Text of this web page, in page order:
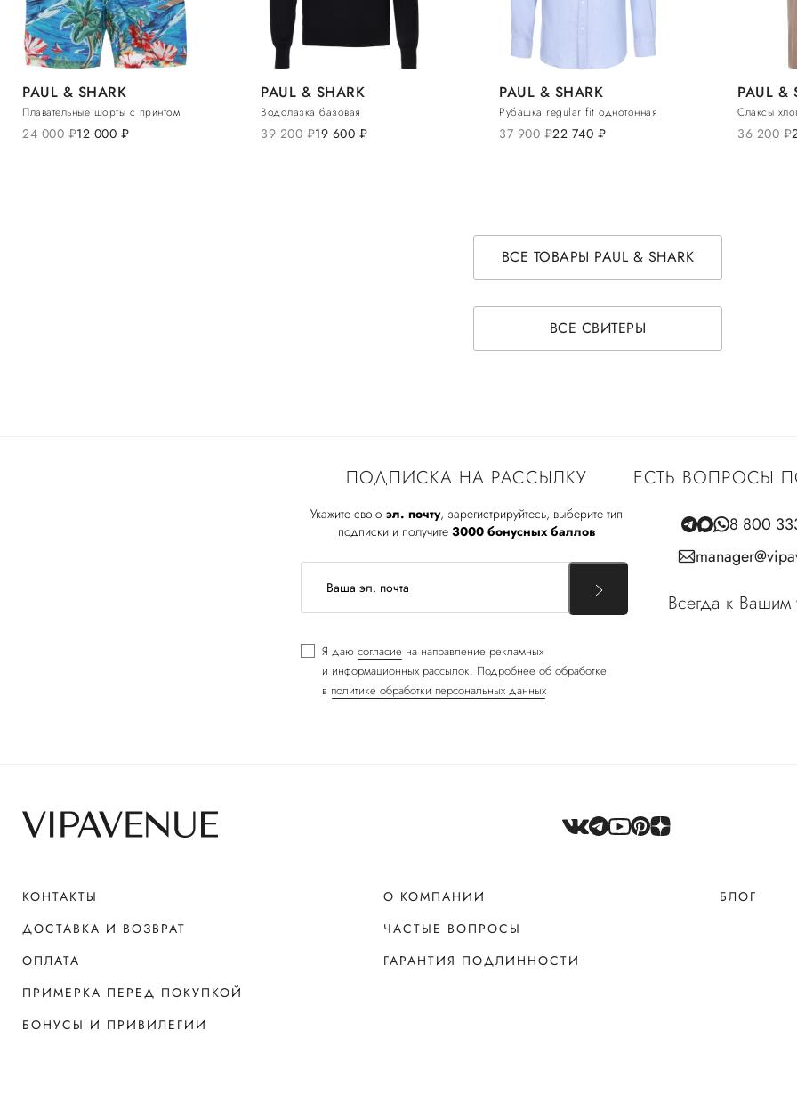
PAUL & SHARK
Плавательные шорты с принтом
24 000руб.12 000 руб.
PAUL & SHARK
Водолазка базовая
39 200руб.19 600 руб.
PAUL & SHARK
Рубашка regular fit однотонная
37 900руб.22 740 руб.
PAUL &
Слаксы
36 200руб.
ВСЕ ТОВАРЫ PAUL & SHARK
ВСЕ СВИТЕРЫ
ПОДПИСКА НА РАССЫЛКУ
Укажите свою эл. почту, зарегистрируйтесь, выберите тип
подписки и получите 3000 бонусных баллов
Я даю согласие на направление рекламных
и информационных рассылок. Подробнее об обработке
в политике обработки персональных данных
ЕСТЬ ВОПРОСЫ
8 800
Всегда к Вашим
КОНТАКТЫ
ДОСТАВКА И ВОЗВРАТ
ОПЛАТА
ПРИМЕРКА ПЕРЕД ПОКУПКОЙ
БОНУСЫ И ПРИВИЛЕГИИ
О КОМПАНИИ
ЧАСТЫЕ ВОПРОСЫ
ГАРАНТИЯ ПОДЛИННОСТИ
БЛОГ